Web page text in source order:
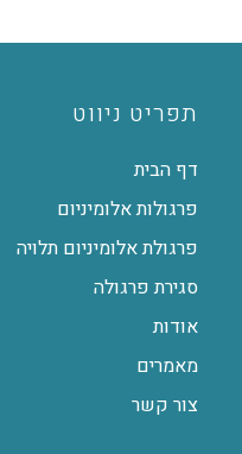
תפריט ניווט
דף הבית
פרגולות אלומיניום
פרגולת אלומיניום תלויה
סגירת פרגולה
אודות
מאמרים
צור קשר